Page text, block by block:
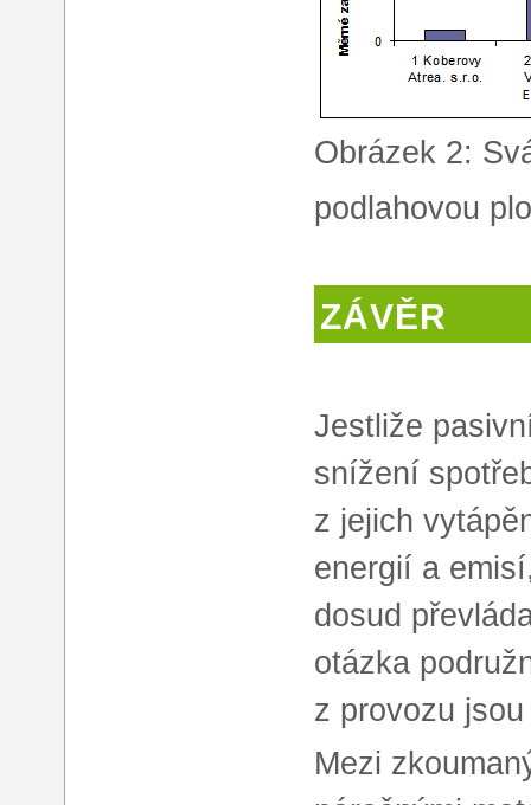
Obrázek 2:
podlahovou
ZÁVĚR
Jestliže
snížení
z jejich
energií a
dosud
otázka
z provozu
Mezi